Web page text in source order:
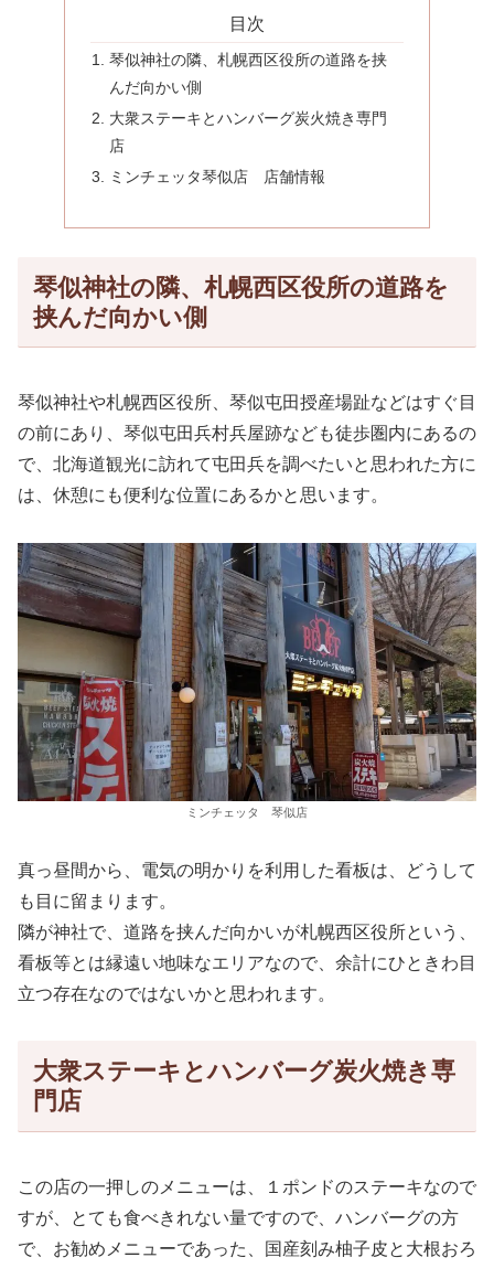
目次
琴似神社の隣、札幌西区役所の道路を挟
んだ向かい側
大衆ステーキとハンバーグ炭火焼き専門
店
ミンチェッタ琴似店 店舗情報
琴似神社の隣、札幌西区役所の道路を
挟んだ向かい側
琴似神社や札幌西区役所、琴似屯田授産場趾などはすぐ目
の前にあり、琴似屯田兵村兵屋跡なども徒歩圏内にあるの
で、北海道観光に訪れて屯田兵を調べたいと思われた方に
は、休憩にも便利な位置にあるかと思います。
ミンチェッタ 琴似店
真っ昼間から、電気の明かりを利用した看板は、どうして
も目に留まります。
隣が神社で、道路を挟んだ向かいが札幌西区役所という、
看板等とは縁遠い地味なエリアなので、余計にひときわ目
立つ存在なのではないかと思われます。
大衆ステーキとハンバーグ炭火焼き専
門店
この店の一押しのメニューは、１ポンドのステーキなので
すが、とても食べきれない量ですので、ハンバーグの方
で、お勧めメニューであった、国産刻み柚子皮と大根おろ